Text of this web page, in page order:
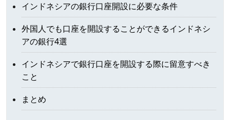
インドネシアの銀行口座開設に必要な条件
外国人でも口座を開設することができるインドネシ
アの銀行4選
インドネシアで銀行口座を開設する際に留意すべき
こと
まとめ